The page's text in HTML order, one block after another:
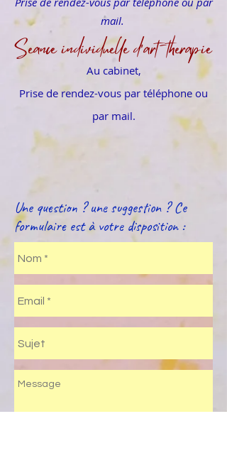
mail.
Séance individuelle d'art-thérapie
Au cabinet,
Prise de rendez-vous par téléphone ou
par mail.
Une question ? une suggestion ? Ce
formulaire est à votre disposition :